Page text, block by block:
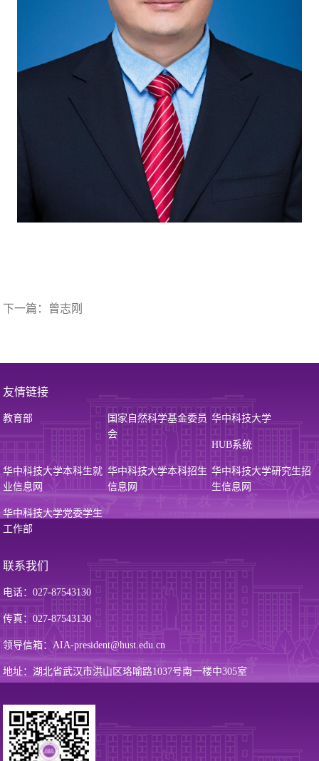
下一篇： 曾志刚
友情链接
教育部
国家自然科学基金委员
会
华中科技大学
HUB系统
华中科技大学本科生就
业信息网
华中科技大学本科招生
信息网
华中科技大学研究生招
生信息网
华中科技大学党委学生
工作部
联系我们
电话：027-87543130
传真：027-87543130
领导信箱：AIA-president@hust.edu.cn
地址：湖北省武汉市洪山区珞喻路1037号南一楼中305室